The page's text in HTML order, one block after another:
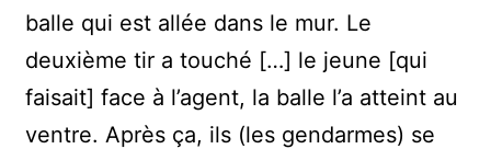
balle qui est allée dans le mur. Le
deuxième tir a touché […] le jeune [qui
faisait] face à l’agent, la balle l’a atteint au
ventre. Après ça, ils (les gendarmes) se